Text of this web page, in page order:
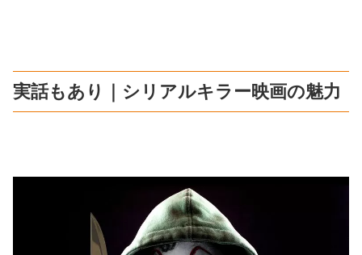
実話もあり｜シリアルキラー映画の魅力